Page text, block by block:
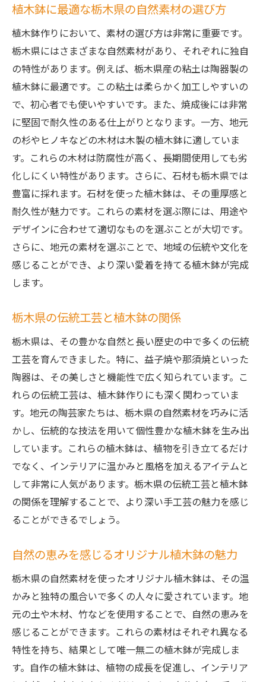
の作り方
栃木県の自然美を感じる手作り植木鉢の楽しみ
方
植物と植木鉢の調和を楽しむ
自然を感じるインテリア作り
栃木県の自然素材で作る癒しの空間
手作り植木鉢で育てる植物の魅力
栃木県の四季を感じる植木鉢作り
自然美を取り入れたインテリアデザイン
栃木県の素材を使ったオリジナル植木鉢の制作
プロセス
栃木県産素材の選定と準備
植木鉢作りの基本的な工程
素材の特性を活かした成形方法
完成した植木鉢の管理と保養
植木鉢に最適な栃木県の自然素材の選び方
植木鉢作りにおいて、素材の選び方は非常に重要です。
栃木県にはさまざまな自然素材があり、それぞれに独自
の特性があります。例えば、栃木県産の粘土は陶器製の
植木鉢に最適です。この粘土は柔らかく加工しやすいの
で、初心者でも使いやすいです。また、焼成後には非常
に堅固で耐久性のある仕上がりとなります。一方、地元
の杉やヒノキなどの木材は木製の植木鉢に適していま
す。これらの木材は防腐性が高く、長期間使用しても劣
化しにくい特性があります。さらに、石材も栃木県では
豊富に採れます。石材を使った植木鉢は、その重厚感と
耐久性が魅力です。これらの素材を選ぶ際には、用途や
デザインに合わせて適切なものを選ぶことが大切です。
さらに、地元の素材を選ぶことで、地域の伝統や文化を
感じることができ、より深い愛着を持てる植木鉢が完成
します。
栃木県の伝統工芸と植木鉢の関係
栃木県は、その豊かな自然と長い歴史の中で多くの伝統
工芸を育んできました。特に、益子焼や那須焼といった
陶器は、その美しさと機能性で広く知られています。こ
れらの伝統工芸は、植木鉢作りにも深く関わっていま
す。地元の陶芸家たちは、栃木県の自然素材を巧みに活
かし、伝統的な技法を用いて個性豊かな植木鉢を生み出
しています。これらの植木鉢は、植物を引き立てるだけ
でなく、インテリアに温かみと風格を加えるアイテムと
して非常に人気があります。栃木県の伝統工芸と植木鉢
の関係を理解することで、より深い手工芸の魅力を感じ
ることができるでしょう。
自然の恵みを感じるオリジナル植木鉢の魅力
栃木県の自然素材を使ったオリジナル植木鉢は、その温
かみと独特の風合いで多くの人々に愛されています。地
元の土や木材、竹などを使用することで、自然の恵みを
感じることができます。これらの素材はそれぞれ異なる
特性を持ち、結果として唯一無二の植木鉢が完成しま
す。自作の植木鉢は、植物の成長を促進し、インテリア